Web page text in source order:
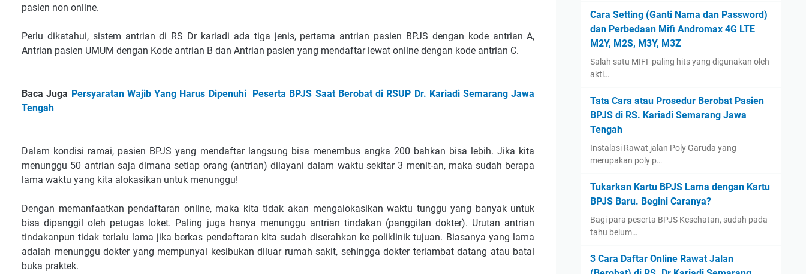
pasien non online.
Perlu dikatahui, sistem antrian di RS Dr kariadi ada tiga jenis, pertama antrian pasien BPJS dengan kode antrian A,
Antrian pasien UMUM dengan Kode antrian B dan Antrian pasien yang mendaftar lewat online dengan kode antrian C.
Baca Juga Persyaratan Wajib Yang Harus Dipenuhi Peserta BPJS Saat Berobat di RSUP Dr. Kariadi Semarang Jawa
Tengah
Dalam kondisi ramai, pasien BPJS yang mendaftar langsung bisa menembus angka 200 bahkan bisa lebih. Jika kita
menunggu 50 antrian saja dimana setiap orang (antrian) dilayani dalam waktu sekitar 3 menit-an, maka sudah berapa
lama waktu yang kita alokasikan untuk menunggu!
Dengan memanfaatkan pendaftaran online, maka kita tidak akan mengalokasikan waktu tunggu yang banyak untuk
bisa dipanggil oleh petugas loket. Paling juga hanya menunggu antrian tindakan (panggilan dokter). Urutan antrian
tindakanpun tidak terlalu lama jika berkas pendaftaran kita sudah diserahkan ke poliklinik tujuan. Biasanya yang lama
adalah menunggu dokter yang mempunyai kesibukan diluar rumah sakit, sehingga dokter terlambat datang atau batal
buka praktek.
August(1)
January(13)
2022 (14)
December(4)
August(1)
May(1)
March(1)
2021(12)
December
November
(1)
September (1)
Cara Setting (Ganti Nama dan Password)
dan Perbedaan Mifi Andromax 4G LTE
M2Y, M2S, M3Y, M3Z
Salah satu MIFI paling hits yang digunakan oleh
akti…
Tata Cara atau Prosedur Berobat Pasien
BPJS di RS. Kariadi Semarang Jawa
Tengah
Instalasi Rawat jalan Poly Garuda yang
merupakan poly p…
Tukarkan Kartu BPJS Lama dengan Kartu
BPJS Baru. Begini Caranya?
Bagi para peserta BPJS Kesehatan, sudah pada
tahu belum…
3 Cara Daftar Online Rawat Jalan